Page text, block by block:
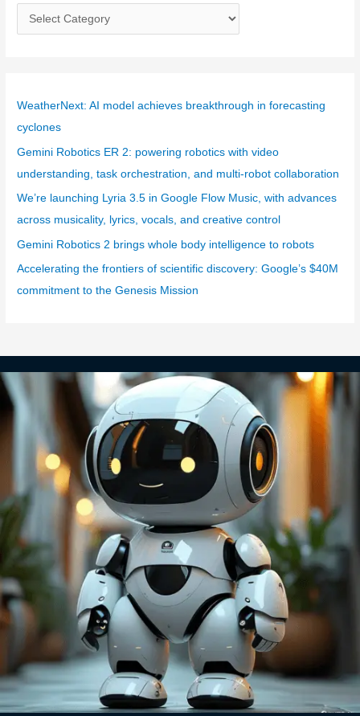
a
g
WeatherNext: AI model achieves breakthrough in forecasting
cyclones
Gemini Robotics ER 2: powering robotics with video
understanding, task orchestration, and multi-robot collaboration
We’re launching Lyria 3.5 in Google Flow Music, with advances
across musicality, lyrics, vocals, and creative control
Gemini Robotics 2 brings whole body intelligence to robots
Accelerating the frontiers of scientific discovery: Google’s $40M
commitment to the Genesis Mission